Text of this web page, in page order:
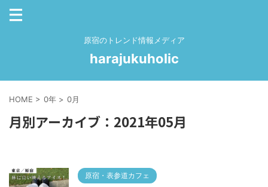
原宿のトレンド情報メディア
harajukuholic
HOME > 0年 > 0月
月別アーカイブ：2021年05月
原宿・表参道カフェ